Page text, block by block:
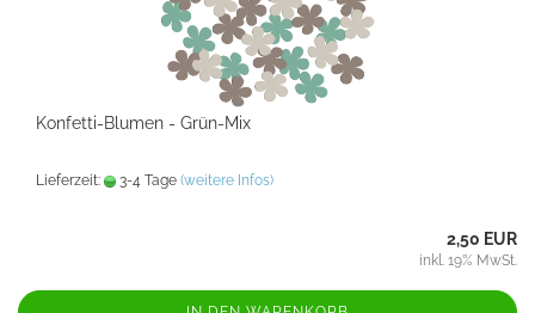
Konfetti-Blumen - Grün-Mix
Lieferzeit: 3-4 Tage (weitere Infos)
2,50 EUR
inkl. 19% MwSt.